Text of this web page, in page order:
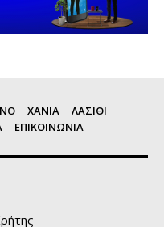
ΧΑΝΙΑ
ΛΑΣΙΘΙ
ΕΠΙΚΟΙΝΩΝΙΑ